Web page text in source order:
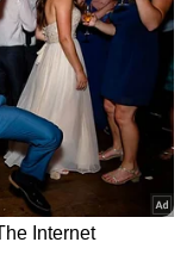
വിലക്കിഴിവ്